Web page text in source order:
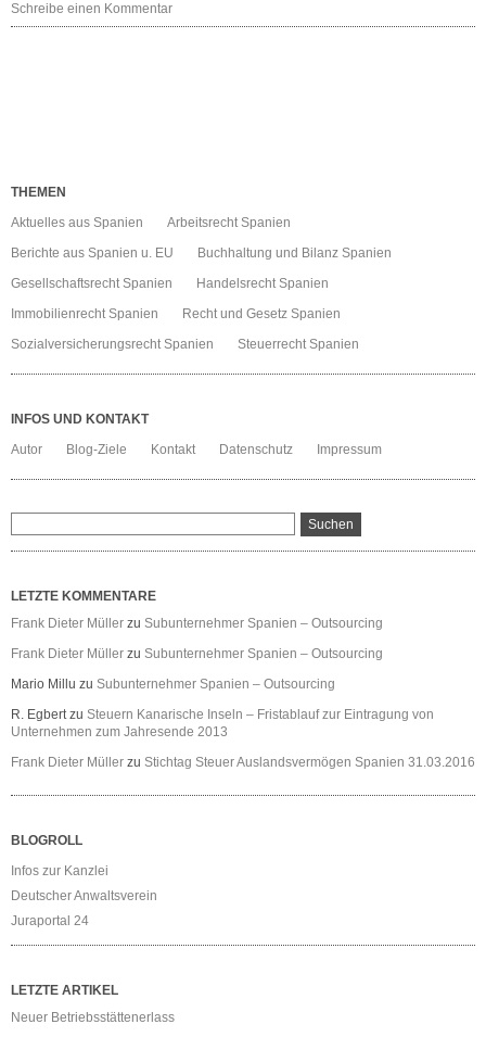
Schreibe einen Kommentar
THEMEN
Aktuelles aus Spanien
Arbeitsrecht Spanien
Berichte aus Spanien u. EU
Buchhaltung und Bilanz Spanien
Gesellschaftsrecht Spanien
Handelsrecht Spanien
Immobilienrecht Spanien
Recht und Gesetz Spanien
Sozialversicherungsrecht Spanien
Steuerrecht Spanien
INFOS UND KONTAKT
Autor
Blog-Ziele Kontakt Datenschutz Impressum
LETZTE KOMMENTARE
Frank Dieter Müller zu Subunternehmer Spanien – Outsourcing
Frank Dieter Müller zu Subunternehmer Spanien – Outsourcing
Mario Millu zu Subunternehmer Spanien – Outsourcing
R. Egbertzu Steuern Kanarische Inseln – Fristablauf zur Eintragung von
Unternehmen zum Jahresende 2013
Frank Dieter Müller zu Stichtag Steuer Auslandsvermögen Spanien 31.03.2016
BLOGROLL
Infos zur Kanzlei
Deutscher Anwaltsverein
Juraportal 24
LETZTE ARTIKEL
Neuer Betriebsstättenerlass